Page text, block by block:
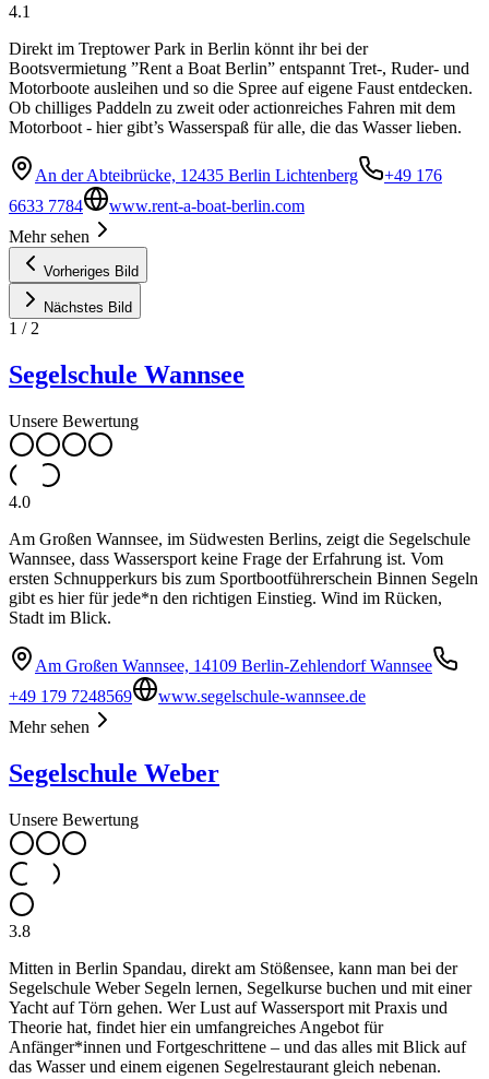
4.1
Direkt im Treptower Park in Berlin könnt ihr bei der
Bootsvermietung ”Rent a Boat Berlin” entspannt Tret-, Ruder- und
Motorboote ausleihen und so die Spree auf eigene Faust entdecken.
Ob chilliges Paddeln zu zweit oder actionreiches Fahren mit dem
Motorboot - hier gibt’s Wasserspaß für alle, die das Wasser lieben.
An der Abteibrücke, 12435 Berlin Lichtenberg
+49 176
6633 7784
www.rent-a-boat-berlin.com
Mehr sehen
Vorheriges Bild
Nächstes Bild
1 / 2
Segelschule Wannsee
Unsere Bewertung
4.0
Am Großen Wannsee, im Südwesten Berlins, zeigt die Segelschule
Wannsee, dass Wassersport keine Frage der Erfahrung ist. Vom
ersten Schnupperkurs bis zum Sportbootführerschein Binnen Segeln
gibt es hier für jede*n den richtigen Einstieg. Wind im Rücken,
Stadt im Blick.
Am Großen Wannsee, 14109 Berlin-Zehlendorf Wannsee
+49 179 7248569
www.segelschule-wannsee.de
Mehr sehen
Segelschule Weber
Unsere Bewertung
3.8
Mitten in Berlin Spandau, direkt am Stößensee, kann man bei der
Segelschule Weber Segeln lernen, Segelkurse buchen und mit einer
Yacht auf Törn gehen. Wer Lust auf Wassersport mit Praxis und
Theorie hat, findet hier ein umfangreiches Angebot für
Anfänger*innen und Fortgeschrittene – und das alles mit Blick auf
das Wasser und einem eigenen Segelrestaurant gleich nebenan.